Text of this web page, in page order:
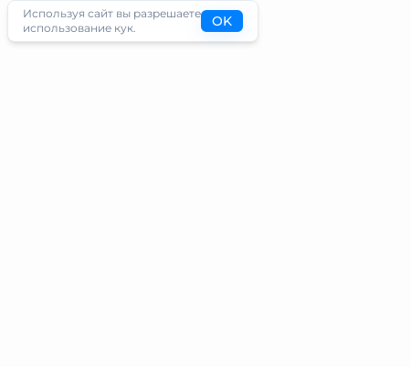
Используя сайт вы разрешаете
использование кук.
OK